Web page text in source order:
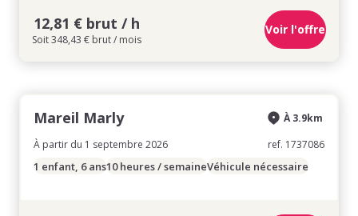
12,81 € brut / h
Soit 348,43 € brut / mois
Voir l'offre
Mareil Marly
À partir du 1 septembre 2026
À 3.9km
ref. 1737086
1 enfant, 6 ans10 heures / semaineVéhicule nécessaire